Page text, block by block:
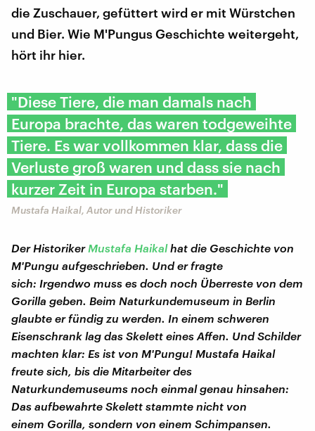
die Zuschauer, gefüttert wird er mit Würstchen
und Bier. Wie M'Pungus Geschichte weitergeht,
hört ihr hier.
"Diese Tiere, die man damals nach
Europa brachte, das waren todgeweihte
Tiere. Es war vollkommen klar, dass die
Verluste groß waren und dass sie nach
kurzer Zeit in Europa starben."
Mustafa Haikal, Autor und Historiker
Der Historiker Mustafa Haikalhat die Geschichte von
M'Pungu aufgeschrieben. Und er fragte
sich: Irgendwo muss es doch noch Überreste von dem
Gorilla geben. Beim Naturkundemuseum in Berlin
glaubte er fündig zu werden. In einem schweren
Eisenschrank lag das Skelett eines Affen. Und Schilder
machten klar: Es ist von M'Pungu! Mustafa Haikal
freute sich, bis die Mitarbeiter des
Naturkundemuseums noch einmal genau hinsahen:
Das aufbewahrte Skelett stammte nicht von
einem Gorilla, sondern von einem Schimpansen.